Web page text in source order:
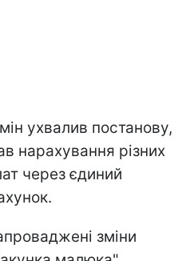
ухвалив постанову,
нарахування різних
через єдиний
зміни